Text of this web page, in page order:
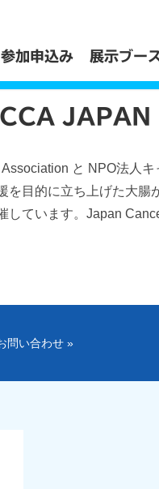
参加申込み 展示ブー
JAPAN
と NPO法人キ
を目的に立ち上げた大腸
しています。Japan
問い合わせ »